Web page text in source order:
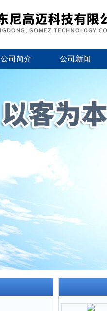
公司简介 公司新闻